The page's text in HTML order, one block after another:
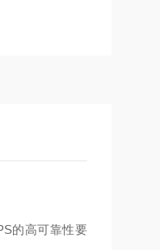
的高可靠性要